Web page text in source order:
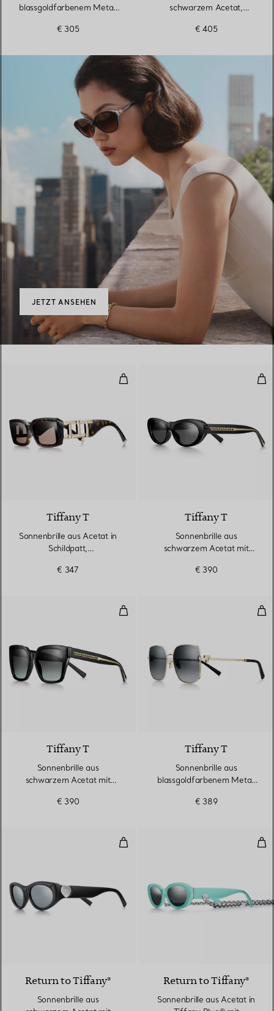
blassgoldfarbenem Metall
€ 305
schwarzem Acetat,
dunkelblau
€ 405
JETZT ANSEHEN
Sonnenbrille aus Acetat in
Tiffany T
Sonnenbrille aus Acetat in
Schildpatt,
und braunen Gläsern
€ 347
Tiffany T
Sonnenbrille aus
schwarzem Acetat mit
€ 390
Sonnenbrille aus schwarzem
Tiffany T
Sonnenbrille aus
schwarzem Acetat mit
Farbverlauf
€ 390
Tiffany T
Sonnenbrille aus
blassgoldfarbenem Metall
Farbverlauf
€ 389
Sonnenbrille aus schwarzem
Return to Tiffany®
Sonnenbrille aus
Return to Tiffany®
Sonnenbrille aus Acetat in